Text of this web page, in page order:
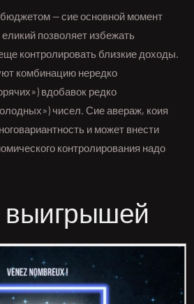
— сие основной момент
позволяет избежать
контролировать близкие доходы.
комбинацию нередко
вдобавок редко
чисел. Сие авераж, коия
и может внести
контролирования надо